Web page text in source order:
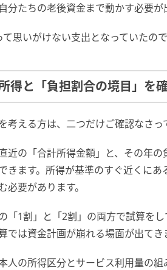
分たちの老後資金まで動かす必要
思いがけない支出となっていたので
得と「負担割合の境目」を
考える方は、二つだけご確認なさっ
近の「合計所得金額」と、その年
きます。所得が基準のすぐ近くに
要があります。
「1割」と「2割」の両方で試算を
では資金計画が崩れる場面が出てき
人の所得区分とサービス利用量の